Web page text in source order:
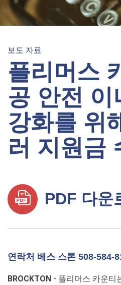
보도 자료
플리머스
공 안전 이
강화를 위
러 지원금
PDF 다운
연락처 베스 스톤 508-584-
BROCKTON - 플리머스 카운티